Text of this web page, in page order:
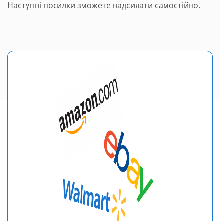
Наступні посилки зможете надсилати самостійно.